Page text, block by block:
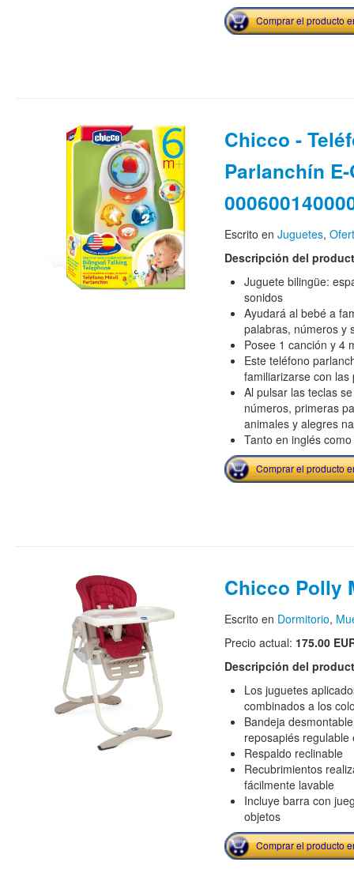
Comprar el producto
Chicco -
Parlanchín
Escrito en Juguetes,
Descripción del
Juguete bilingüe:
sonidos
Ayudará al bebé a
palabras, números y
Posee 1 canción y 4
Este teléfono
familiarizarse con
Al pulsar las teclas
números, primeras
animales y alegres
Tanto en inglés
Comprar el producto
Chicco Polly
Escrito en Dormitorio,
Precio actual: 175.00
Descripción del
Los juguetes
combinados a los
Bandeja
reposapiés regulable
Respaldo reclinable
Recubrimientos
fácilmente lavable
Incluye barra con
objetos
Comprar el producto